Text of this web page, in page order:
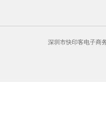
深圳市快印客电子商